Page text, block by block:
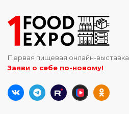
Первая пищевая онлайн-выставка
Заяви о себе по-новому!